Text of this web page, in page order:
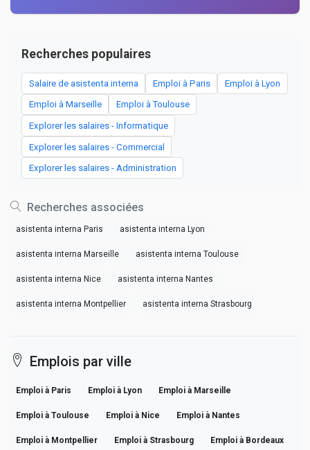
Recherches populaires
Salaire de asistenta interna Emploi à Paris Emploi à Lyon
Emploi à Marseille Emploi à Toulouse
Explorer les salaires - Informatique
Explorer les salaires - Commercial
Explorer les salaires - Administration
Recherches associées
asistenta interna Paris asistenta interna Lyon
asistenta interna Marseille asistenta interna Toulouse
asistenta interna Nice asistenta interna Nantes
asistenta interna Montpellier asistenta interna Strasbourg
Emplois par ville
Emploi à Paris Emploi à Lyon Emploi à Marseille
Emploi à Toulouse Emploi à Nice Emploi à Nantes
Emploi à Montpellier Emploi à Strasbourg Emploi à Bordeaux